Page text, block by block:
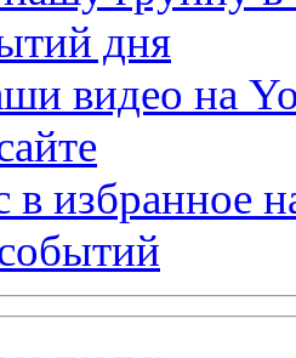
дня
видео на
в избранное